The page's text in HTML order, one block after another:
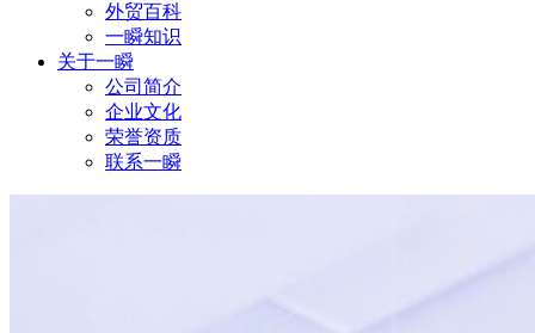
外贸百科
一瞬知识
关于一瞬
公司简介
企业文化
荣誉资质
联系一瞬